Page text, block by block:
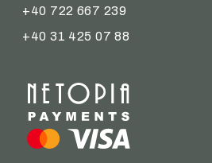
+40 722 667 239
+40 31 425 07 88